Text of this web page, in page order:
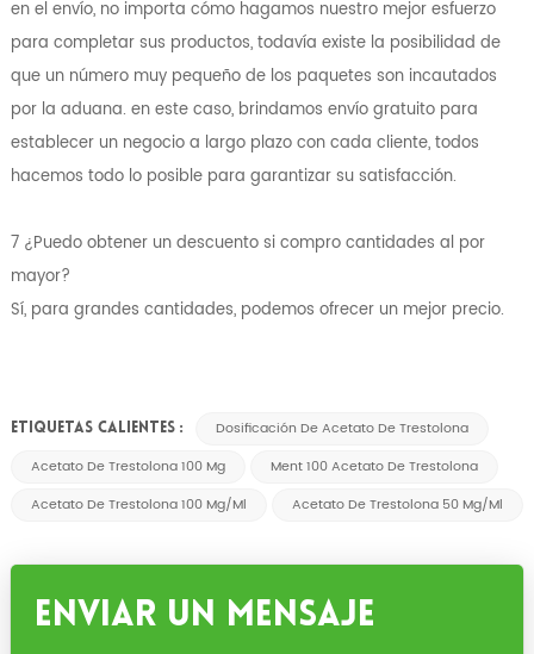
en el envío, no importa cómo hagamos nuestro mejor esfuerzo
para completar sus productos, todavía existe la posibilidad de
que un número muy pequeño de los paquetes son incautados
por la aduana. en este caso, brindamos envío gratuito para
establecer un negocio a largo plazo con cada cliente, todos
hacemos todo lo posible para garantizar su satisfacción.
7 ¿Puedo obtener un descuento si compro cantidades al por
mayor?
Sí, para grandes cantidades, podemos ofrecer un mejor precio.
ETIQUETAS CALIENTES :
Dosificación De Acetato De Trestolona
Acetato De Trestolona 100 Mg
Ment 100 Acetato De Trestolona
Acetato De Trestolona 100 Mg/ml
Acetato De Trestolona 50 Mg/ml
Enviar Un Mensaje